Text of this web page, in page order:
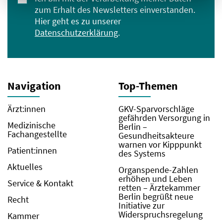
zum Erhalt des Newsletters einverstanden.
Hier geht es zu unserer
Datenschutzerklärung.
Navigation
Ärzt:innen
Medizinische
Fachangestellte
Patient:innen
Aktuelles
Service & Kontakt
Recht
Kammer
Top-Themen
GKV-Sparvorschläge
gefährden Versorgung in
Berlin –
Gesundheitsakteure
warnen vor Kipppunkt
des Systems
Organspende-Zahlen
erhöhen und Leben
retten – Ärztekammer
Berlin begrüßt neue
Initiative zur
Widerspruchsregelung